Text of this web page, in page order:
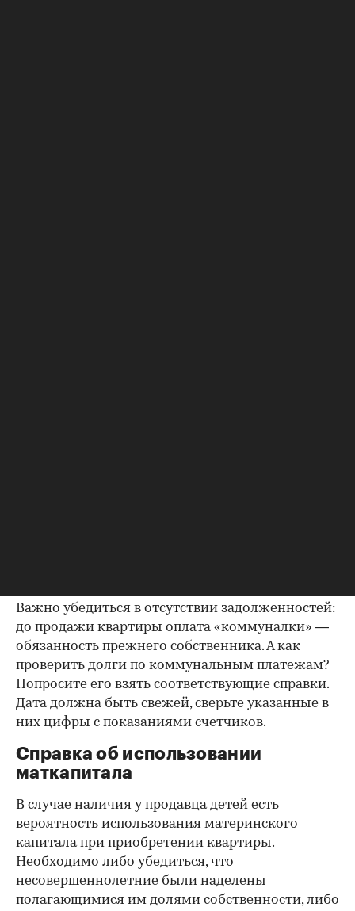
Важно убедиться в отсутствии задолженностей:
до продажи квартиры оплата «коммуналки» —
обязанность прежнего собственника. А как
проверить долги по коммунальным платежам?
Попросите его взять соответствующие справки.
Дата должна быть свежей, сверьте указанные в
них цифры с показаниями счетчиков.
Справка об использовании
маткапитала
В случае наличия у продавца детей есть
вероятность использования материнского
капитала при приобретении квартиры.
Необходимо либо убедиться, что
несовершеннолетние были наделены
полагающимися им долями собственности, либо